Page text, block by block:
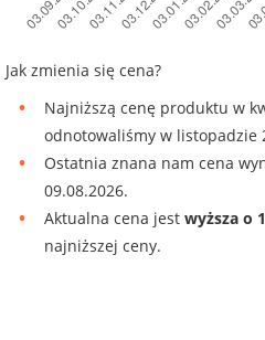
Jak zmienia się cena?
Najniższą cenę produktu w
odnotowaliśmy w listopadzie
Ostatnia znana nam cena
09.08.2026.
Aktualna cena jest wyższa o
najniższej ceny.